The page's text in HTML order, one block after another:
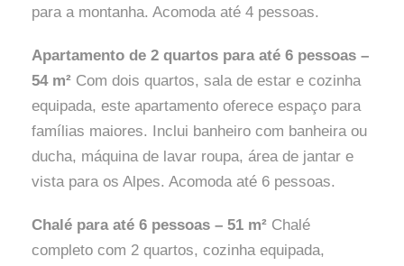
para a montanha. Acomoda até 4 pessoas.
Apartamento de 2 quartos para até 6 pessoas –
54 m² Com dois quartos, sala de estar e cozinha
equipada, este apartamento oferece espaço para
famílias maiores. Inclui banheiro com banheira ou
ducha, máquina de lavar roupa, área de jantar e
vista para os Alpes. Acomoda até 6 pessoas.
Chalé para até 6 pessoas – 51 m² Chalé
completo com 2 quartos, cozinha equipada,